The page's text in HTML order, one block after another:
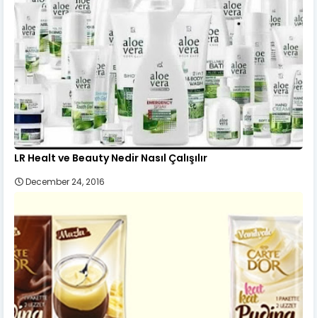
LR Healt ve Beauty Nedir Nasıl Çalışılır
December 24, 2016